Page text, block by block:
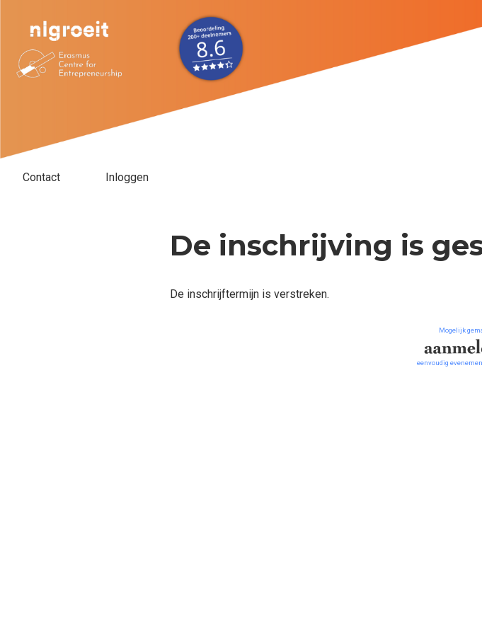
Contact Inloggen
De inschrijving is
De inschrijftermijn is verstreken.
Mogelijk
eenvoudig